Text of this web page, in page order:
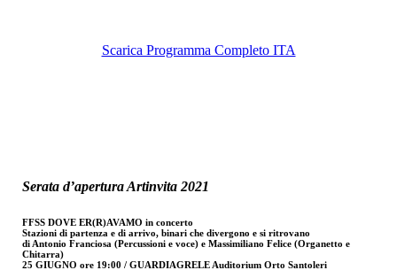
Scarica Programma Completo ITA
Serata d’apertura Artinvita 2021
FFSS DOVE ER(R)AVAMO in concerto
Stazioni di partenza e di arrivo, binari che divergono e si ritrovano
di Antonio Franciosa (Percussioni e voce) e Massimiliano Felice (Organetto e
Chitarra)
25 GIUGNO ore 19:00 / GUARDIAGRELE Auditorium Orto Santoleri